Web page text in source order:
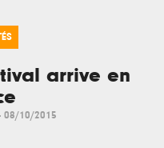
arrive en
08/10/2015